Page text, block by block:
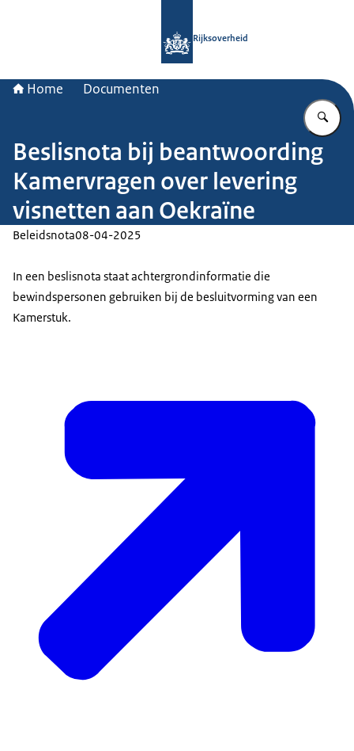
Rijksoverheid
Home Documenten
Beslisnota bij beantwoording
Kamervragen over levering
visnetten aan Oekraïne
Beleidsnota08-04-2025
In een beslisnota staat achtergrondinformatie die
bewindspersonen gebruiken bij de besluitvorming van een
Kamerstuk.